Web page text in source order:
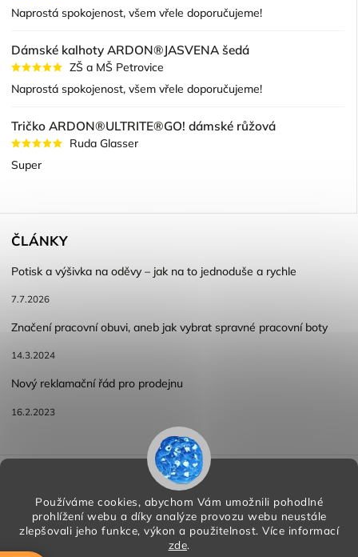
Používáme cookies, abychom Vám umožnili pohodlné
prohlížení webu a díky analýze provozu webu neustále
zlepšovali jeho funkce, výkon a použitelnost. Více informací
zde.
Naprostá spokojenost, všem vřele doporučujeme!
Dámské kalhoty ARDON®JASVENA šedá
ZŠ a MŠ Petrovice
Naprostá spokojenost, všem vřele doporučujeme!
Tričko ARDON®ULTRITE®GO! dámské růžová
Ruda Glasser
Super
ČLÁNKY
Potisk a výšivka na oděvy – jak na to jednoduše a rychle
7.7.2026
Značení pracovní obuvi, aneb jak vybrat spravné pracovní boty
14.3.2024
Nový reklamační řád pro prodejnu
16.2.2023
Reklamace a vracení zboží
Podmínky ochrany osobních údajů
Copyright 2026 HORA PP s.r.o.